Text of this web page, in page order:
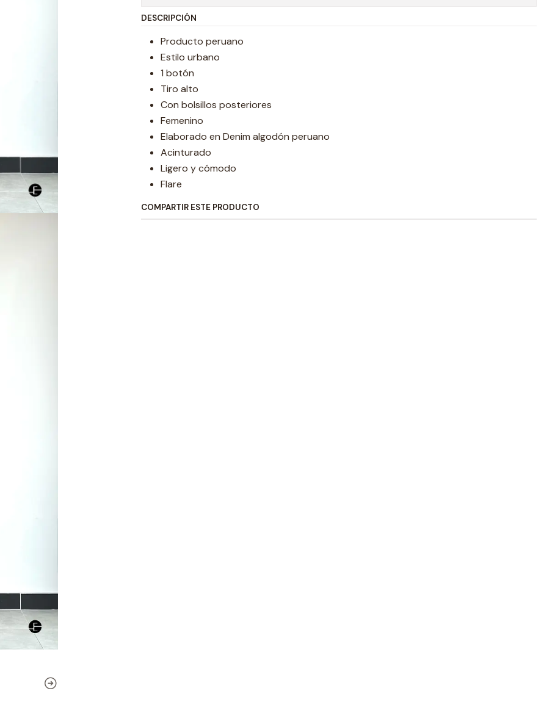
DESCRIPCIÓN
Producto peruano
Estilo urbano
1 botón
Tiro alto
Con bolsillos posteriores
Femenino
Elaborado en Denim algodón peruano
Acinturado
Ligero y cómodo
Flare
COMPARTIR ESTE PRODUCTO